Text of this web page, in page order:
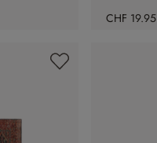
CHF 19.95